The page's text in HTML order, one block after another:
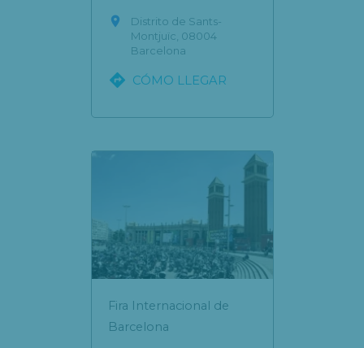

Distrito de Sants-
Montjuïc, 08004
Barcelona
 CÓMO LLEGAR
Fira Internacional de
Barcelona